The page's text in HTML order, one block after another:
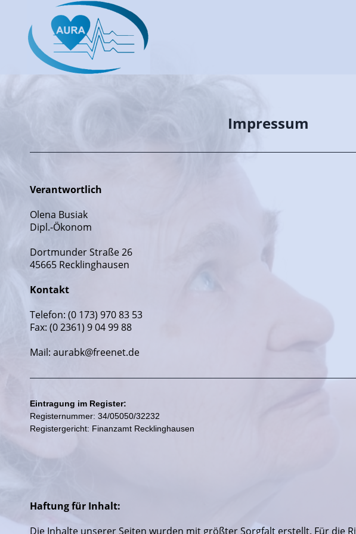
Impressum
Verantwortlich
Olena Busiak
Dipl.-Ökonom
Dortmunder Straße 26
45665 Recklinghausen
Kontakt
Telefon: (0 173) 970 83 53
Fax: (0 2361) 9 04 99 88
Mail: aurabk@freenet.de
Eintragung im Register:
Registernummer: 34/05050/32232
Registergericht: Finanzamt Recklinghausen
Haftung für Inhalt:
Die Inhalte unserer Seiten wurden mit größter Sorgfalt erstellt. Für die